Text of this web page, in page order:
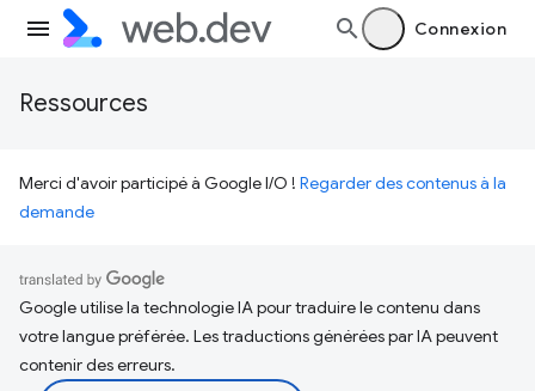
Connexion
Ressources
Merci d'avoir participé à Google I/O ! Regarder des contenus à la
demande
Google utilise la technologie IA pour traduire le contenu dans
votre langue préférée. Les traductions générées par IA peuvent
contenir des erreurs.